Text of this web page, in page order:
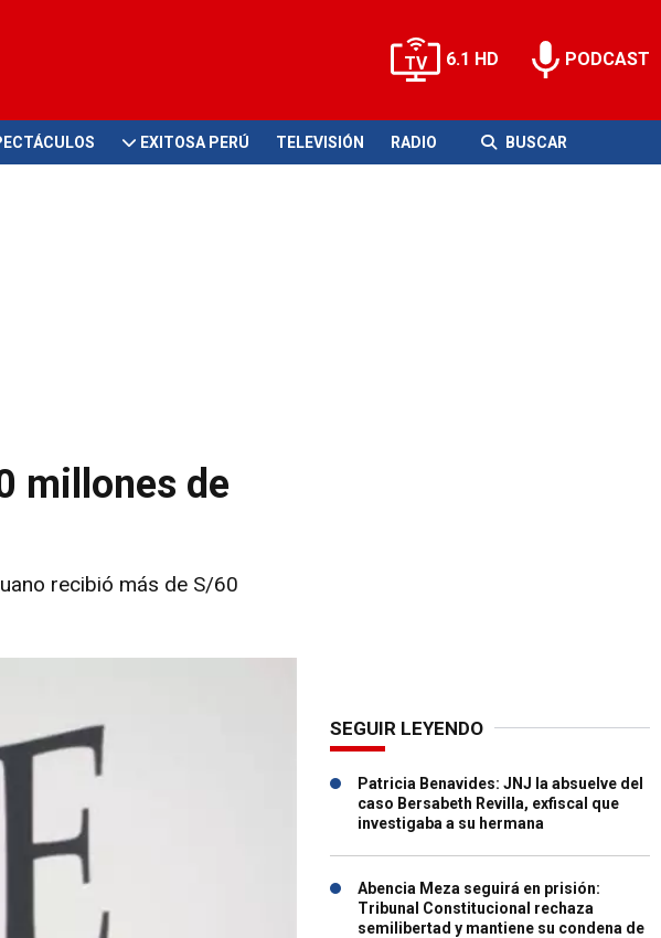
6.1 HD PODCAST
EXITOSA PERÚ TELEVISIÓN RADIO BUSCAR
millones de
recibió más de S/60
SEGUIR LEYENDO
Patricia Benavides: JNJ la absuelve del
caso Bersabeth Revilla, exfiscal que
investigaba a su hermana
Abencia Meza seguirá en prisión:
Tribunal Constitucional rechaza
semilibertad y mantiene su condena de